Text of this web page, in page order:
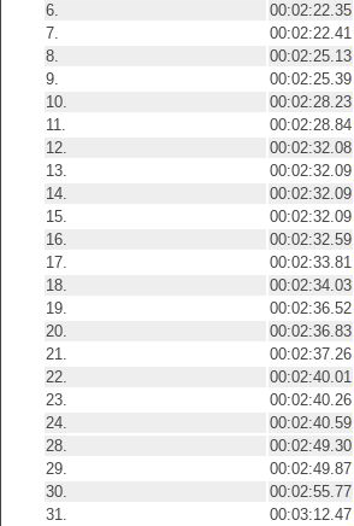
6.
00:02:22.35
7.
00:02:22.41
8.
00:02:25.13
9.
00:02:25.39
10.
00:02:28.23
11.
00:02:28.84
12.
00:02:32.08
13.
00:02:32.09
14.
00:02:32.09
15.
00:02:32.09
16.
00:02:32.59
17.
00:02:33.81
18.
00:02:34.03
19.
00:02:36.52
20.
00:02:36.83
21.
00:02:37.26
22.
00:02:40.01
23.
00:02:40.26
24.
00:02:40.59
28.
00:02:49.30
29.
00:02:49.87
30.
00:02:55.77
31.
00:03:12.47